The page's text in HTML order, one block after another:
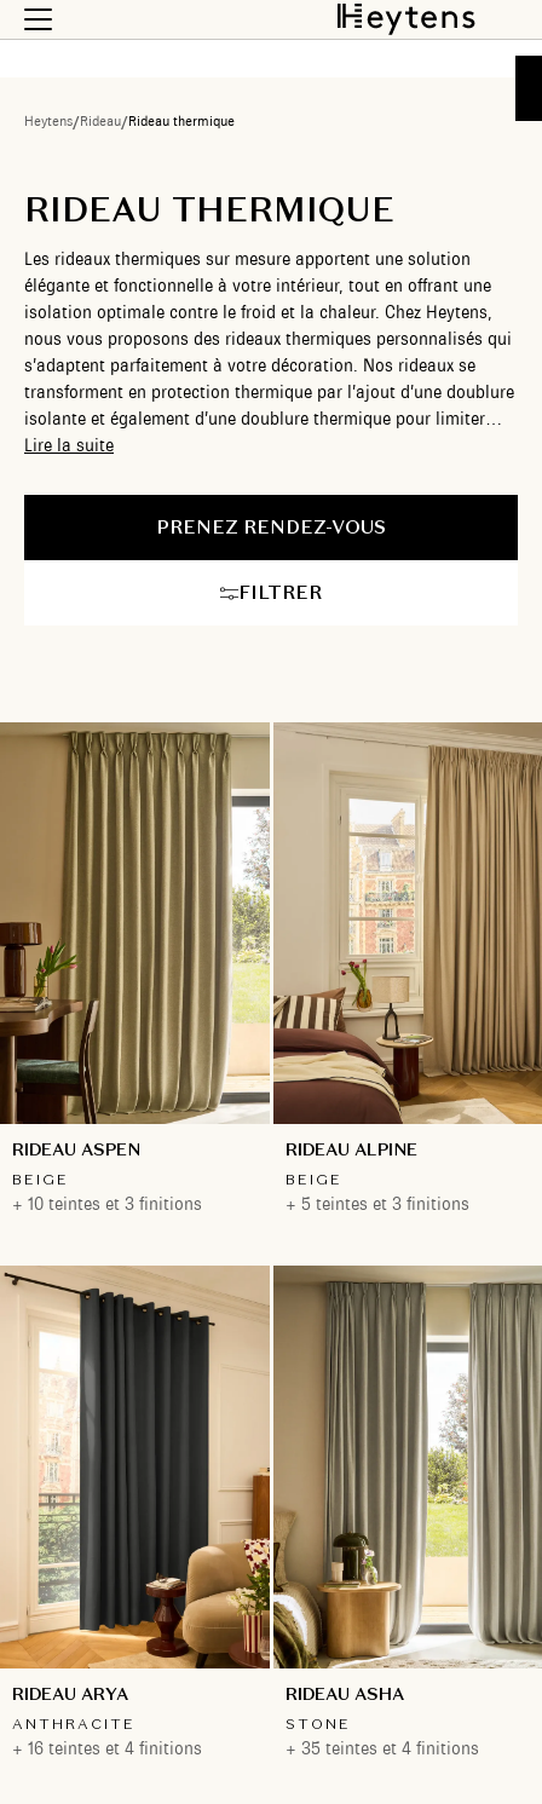
Heytens/Rideau/Rideau thermique
RIDEAU THERMIQUE
Les rideaux thermiques sur mesure apportent une solution
élégante et fonctionnelle à votre intérieur, tout en offrant une
isolation optimale contre le froid et la chaleur. Chez Heytens,
nous vous proposons des rideaux thermiques personnalisés qui
s’adaptent parfaitement à votre décoration. Nos rideaux se
transforment en protection thermique par l’ajout d’une doublure
isolante et également d’une doublure thermique pour limiter
jusqu’à 80% la déperdition de chaleur. Cette solution vous
aménagement intérieur vous accompagnent pour sélectionner le
rideau idéal, assurant une ambiance confortable et accueillante
tout en ajoutant une touche raffinée à votre espace de vie.
Lire la suite
PRENEZ RENDEZ-VOUS
FILTRER
RIDEAU ASPEN
BEIGE
+ 10 teintes et 3 finitions
RIDEAU ALPINE
BEIGE
+ 5 teintes et 3 finitions
RIDEAU ARYA
ANTHRACITE
+ 16 teintes et 4 finitions
RIDEAU ASHA
STONE
+ 35 teintes et 4 finitions